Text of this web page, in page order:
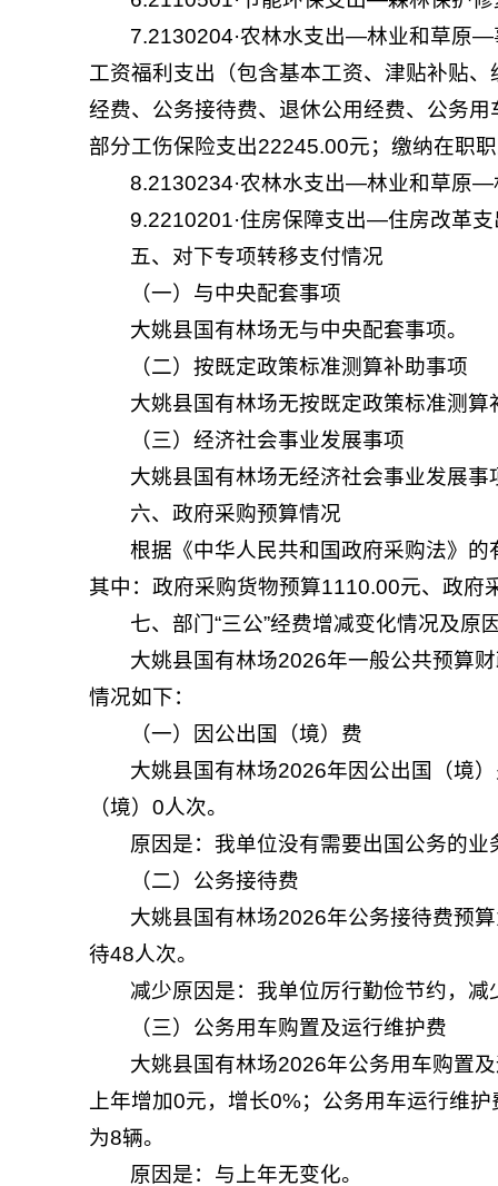
7.2130204·农林水支出—林业和草原—
工资福利支出（包含基本工资、津贴补贴
经费、公务接待费、退休公用经费、公务
部分工伤保险支出22245.00元；缴纳在职
8.2130234·农林水支出—林业和草原—
9.2210201·住房保障支出—住房改革
五、对下专项转移支付情况
（一）与中央配套事项
大姚县国有林场无与中央配套事项。
（二）按既定政策标准测算补助事项
大姚县国有林场无按既定政策标准测算
（三）经济社会事业发展事项
大姚县国有林场无经济社会事业发展事
六、政府采购预算情况
根据《中华人民共和国政府采购法》
其中：政府采购货物预算1110.00元、政
七、部门“三公”经费增减变化情况及原
大姚县国有林场2026年一般公共预算
情况如下：
（一）因公出国（境）费
大姚县国有林场2026年因公出国（境
（境）0人次。
原因是：我单位没有需要出国公务的业
（二）公务接待费
大姚县国有林场2026年公务接待费预
待48人次。
减少原因是：我单位厉行勤俭节约，减
（三）公务用车购置及运行维护费
大姚县国有林场2026年公务用车购置
上年增加0元，增长0%；公务用车运行维
为8辆。
原因是：与上年无变化。